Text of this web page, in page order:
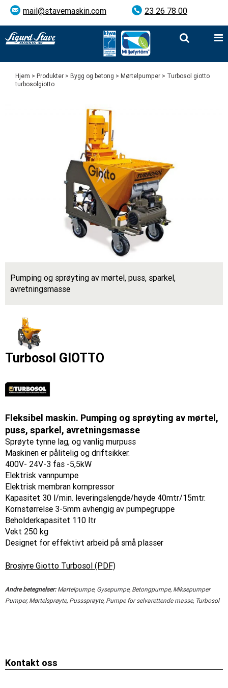
mail@stavemaskin.com 23 26 78 00
Hjem > Produkter > Bygg og betong > Mørtelpumper > Turbosol giotto
turbosolgiotto
Pumping og sprøyting av mørtel, puss, sparkel,
avretningsmasse
Turbosol GIOTTO
Fleksibel maskin. Pumping og sprøyting av mørtel,
puss, sparkel, avretningsmasse
Sprøyte tynne lag, og vanlig murpuss
Maskinen er pålitelig og driftsikker.
400V- 24V-3 fas -5,5kW
Elektrisk vannpumpe
Elektrisk membran kompressor
Kapasitet 30 l/min. leveringslengde/høyde 40mtr/15mtr.
Kornstørrelse 3-5mm avhengig av pumpegruppe
Beholderkapasitet 110 ltr
Vekt 250 kg
Designet for effektivt arbeid på små plasser
Brosjyre Giotto Turbosol (PDF)
Andre betegnelser:Mørtelpumpe, Gysepumpe, Betongpumpe, Miksepumper
Pumper, Mørtelsprøyte, Pusssprøyte, Pumpe for selvarettende masse, Turbosol
Kontakt oss